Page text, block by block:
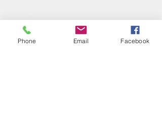
Solicitá tu presupuesto
¿Necesitas equipar tu
ferretería?
Phone Email Facebook